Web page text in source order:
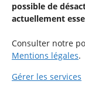
possible de
actuellement
Consulter notre
Mentions légales.
Gérer les services
48-50 rue Charles